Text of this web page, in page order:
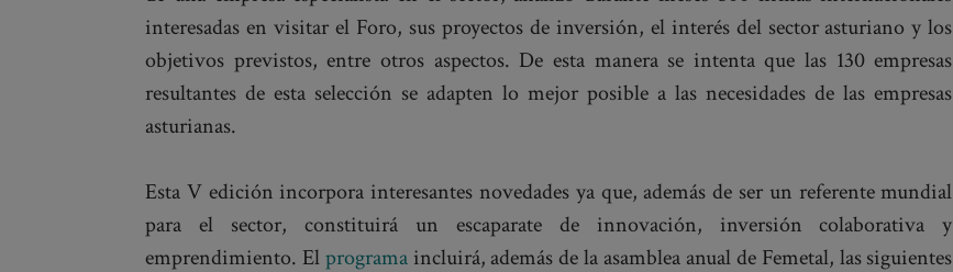
interesadas en visitar el Foro, sus proyectos de inversión, el interés del sector asturiano y los
objetivos previstos, entre otros aspectos. De esta manera se intenta que las 130 empresas
resultantes de esta selección se adapten lo mejor posible a las necesidades de las empresas
asturianas.
Esta V edición incorpora interesantes novedades ya que, además de ser un referente mundial
para el sector, constituirá un escaparate de innovación, inversión colaborativa y
emprendimiento. Elprogramaincluirá, además de la asamblea anual de Femetal, las siguientes